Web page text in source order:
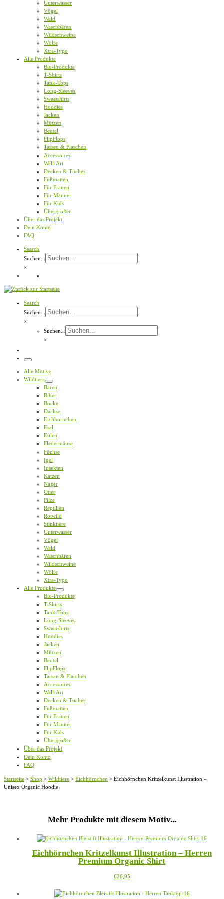
Unterwasser
Vögel
Wald
Waschbären
Wildschweine
Wölfe
Xtra-Typo
Alle Produkte
Bio-Produkte
T-Shirts
Tank-Tops
Long-Sleeves
Sweatshirts
Hoodies
Jacken
Mützen
Beutel
FlipFlops
Tassen & Flaschen
Accessoires
Wall-Art
Decken & Tücher
Fußmatten
Für Frauen
Für Männer
Für Kids
Übergrößen
Über das Projekt
Dein Konto
FAQ
Search
Suchen...
×
Search
Suchen...
×
Suchen...
×
Menü
Alle Motive
Wildtiere
Bären
Biber
Böcke
Dachse
Eichhörnchen
Esel
Eulen
Fledermäuse
Füchse
Igel
Insekten
Katzen
Nager
Otter
Pilze
Reptilien
Rotwild
Stinktiere
Unterwasser
Vögel
Wald
Waschbären
Wildschweine
Wölfe
Xtra-Typo
Alle Produkte
Bio-Produkte
T-Shirts
Tank-Tops
Long-Sleeves
Sweatshirts
Hoodies
Jacken
Mützen
Beutel
FlipFlops
Tassen & Flaschen
Accessoires
Wall-Art
Decken & Tücher
Fußmatten
Für Frauen
Für Männer
Für Kids
Übergrößen
Über das Projekt
Dein Konto
FAQ
Startseite > Shop > Wildtiere > Eichhörnchen > Eichhörnchen Kritzelkunst Illustration –
Unisex Organic Hoodie
Mehr Produkte mit diesem Motiv...
Eichhörnchen Kritzelkunst Illustration – Herren
Premium Organic Shirt
€26,95Dieses
weist